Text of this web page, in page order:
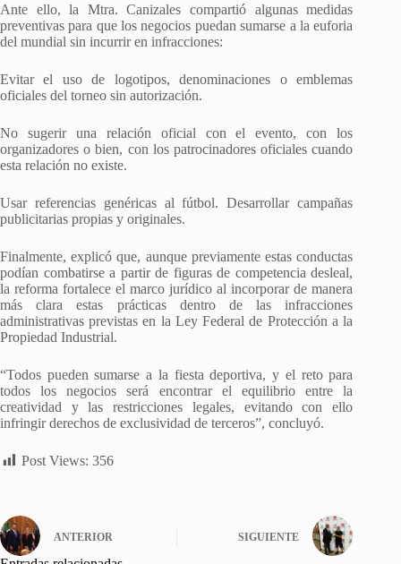
Ante ello, la Mtra. Canizales compartió algunas medidas
preventivas para que los negocios puedan sumarse a la euforia
del mundial sin incurrir en infracciones:
Evitar el uso de logotipos, denominaciones o emblemas
oficiales del torneo sin autorización.
No sugerir una relación oficial con el evento, con los
organizadores o bien, con los patrocinadores oficiales cuando
esta relación no existe.
Usar referencias genéricas al fútbol. Desarrollar campañas
publicitarias propias y originales.
Finalmente, explicó que, aunque previamente estas conductas
podían combatirse a partir de figuras de competencia desleal,
la reforma fortalece el marco jurídico al incorporar de manera
más clara estas prácticas dentro de las infracciones
administrativas previstas en la Ley Federal de Protección a la
Propiedad Industrial.
“Todos pueden sumarse a la fiesta deportiva, y el reto para
todos los negocios será encontrar el equilibrio entre la
creatividad y las restricciones legales, evitando con ello
infringir derechos de exclusividad de terceros”, concluyó.
Post Views: 356
ANTERIOR SIGUIENTE